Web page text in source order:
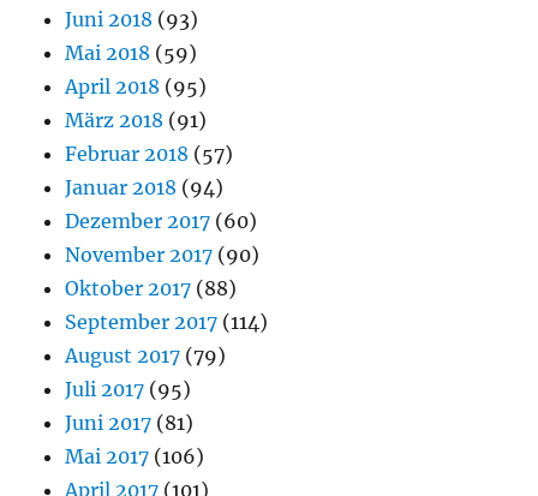
Juni 2018 (93)
Mai 2018 (59)
April 2018 (95)
März 2018 (91)
Februar 2018 (57)
Januar 2018 (94)
Dezember 2017 (60)
November 2017 (90)
Oktober 2017 (88)
September 2017 (114)
August 2017 (79)
Juli 2017 (95)
Juni 2017 (81)
Mai 2017 (106)
April 2017 (101)